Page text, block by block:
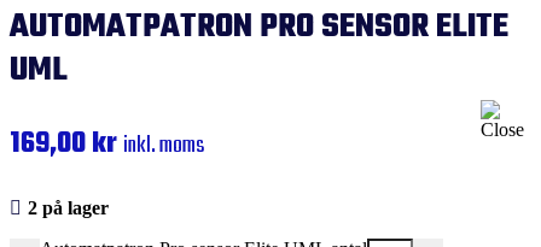
AUTOMATPATRON PRO SENSOR ELITE
UML
169,00kr inkl. moms
2 på lager